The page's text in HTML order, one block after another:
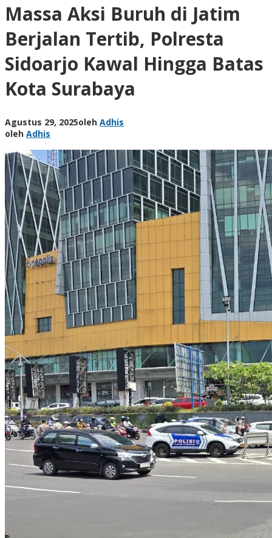
Massa Aksi Buruh di Jatim
Berjalan Tertib, Polresta
Sidoarjo Kawal Hingga Batas
Kota Surabaya
Agustus 29, 2025oleh Adhis
oleh Adhis